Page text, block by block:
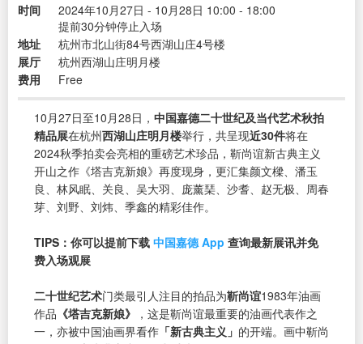
时间
2024年10月27日 - 10月28日 10:00 - 18:00
提前30分钟停止入场
地址
杭州市北山街84号西湖山庄4号楼
展厅
杭州西湖山庄明月楼
费用
Free
10月27日至10月28日， 中国嘉德二十世纪及当代艺术秋拍
精品展在杭州西湖山庄明月楼举行，共呈现近30件将在
2024秋季拍卖会亮相的重磅艺术珍品，靳尚谊新古典主义
开山之作《塔吉克新娘》再度现身，更汇集颜文樑、潘玉
良、林风眠、关良、吴大羽、庞薰琹、沙耆、赵无极、周春
芽、刘野、刘炜、季鑫的精彩佳作。
TIPS：你可以提前下载 中国嘉德 App 查询最新展讯并免
费入场观展
二十世纪艺术门类最引人注目的拍品为靳尚谊1983年油画
作品 《塔吉克新娘》
，这是靳尚谊最重要的油画代表作之
一，亦被中国油画界看作 「新古典主义」 的开端。画中靳尚